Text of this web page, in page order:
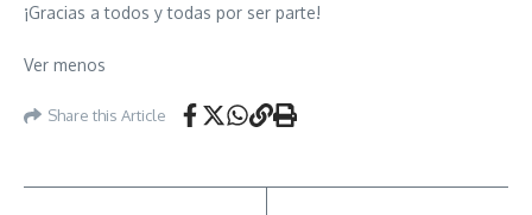
¡Gracias a todos y todas por ser parte!
Ver menos
Share this Article